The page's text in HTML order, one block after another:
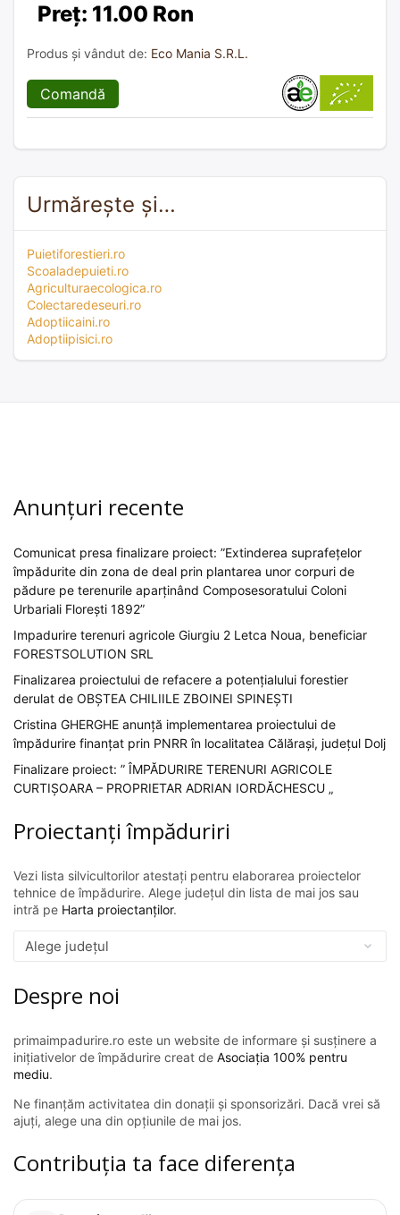
Preț: 11.00 Ron
Produs și vândut de: Eco Mania S.R.L.
Comandă
Urmărește și…
Puietiforestieri.ro
Scoaladepuieti.ro
Agriculturaecologica.ro
Colectaredeseuri.ro
Adoptiicaini.ro
Adoptiipisici.ro
Anunțuri recente
Comunicat presa finalizare proiect: ”Extinderea suprafețelor
împădurite din zona de deal prin plantarea unor corpuri de
pădure pe terenurile aparținând Composesoratului Coloni
Urbariali Florești 1892”
Impadurire terenuri agricole Giurgiu 2 Letca Noua, beneficiar
FORESTSOLUTION SRL
Finalizarea proiectului de refacere a potențialului forestier
derulat de OBȘTEA CHILIILE ZBOINEI SPINEȘTI
Cristina GHERGHE anunță implementarea proiectului de
împădurire finanțat prin PNRR în localitatea Călărași, județul Dolj
Finalizare proiect: ” ÎMPĂDURIRE TERENURI AGRICOLE
CURTIȘOARA – PROPRIETAR ADRIAN IORDĂCHESCU „
Proiectanți împăduriri
Vezi lista silvicultorilor atestați pentru elaborarea proiectelor
tehnice de împădurire. Alege județul din lista de mai jos sau
intră pe Harta proiectanților.
Despre noi
primaimpadurire.ro este un website de informare și susținere a
inițiativelor de împădurire creat de Asociația 100% pentru
mediu.
Ne finanțăm activitatea din donații și sponsorizări. Dacă vrei să
ajuți, alege una din opțiunile de mai jos.
Contribuția ta face diferența